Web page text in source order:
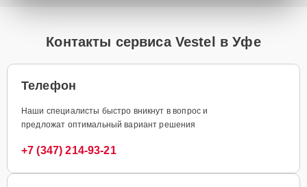
Контакты сервиса Vestel в Уфе
Телефон
Наши специалисты быстро вникнут в вопрос и
предложат оптимальный вариант решения
+7 (347) 214-93-21